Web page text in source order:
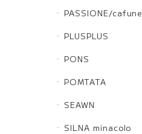
PASSIONE/cafune
PLUSPLUS
PONS
POMTATA
SEAWN
SILNA minacolo